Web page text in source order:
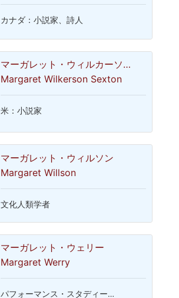
カナダ：小説家、詩人
マーガレット・ウィルカーソ…
Margaret Wilkerson Sexton
米：小説家
マーガレット・ウィルソン
Margaret Willson
文化人類学者
マーガレット・ウェリー
Margaret Werry
パフォーマンス・スタディー…